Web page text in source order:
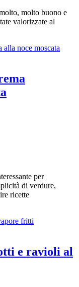
molto buono e
valorizzate al
per
di verdure,
ricette
e ravioli al